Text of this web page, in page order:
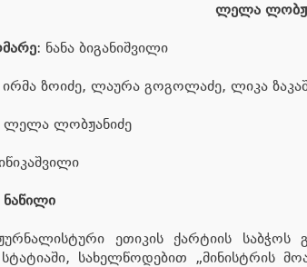
ლელა
: ნანა ბიგანიშვილი
ირმა ზოიძე, ლაურა გოგოლაძე, ლიკა
ლელა ლობჟანიძე
ეთიკის ქარტიის
სტატიაში, სახელწოდებით „მინისტრის